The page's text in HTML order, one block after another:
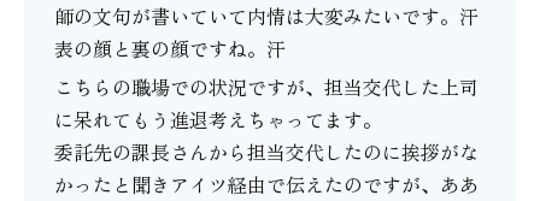
師の文句が書いていて内情は大変みたいです。汗
表の顔と裏の顔ですね。汗
こちらの職場での状況ですが、担当交代した上司
に呆れてもう進退考えちゃってます。
委託先の課長さんから担当交代したのに挨拶がな
かったと聞きアイツ経由で伝えたのですが、ああ